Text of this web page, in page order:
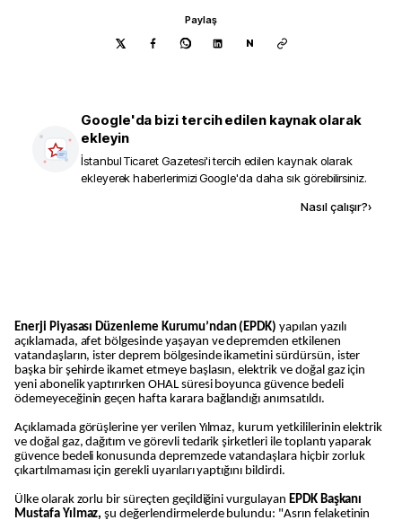
Paylaş
N
Google'da bizi tercih edilen kaynak olarak
ekleyin
İstanbul Ticaret Gazetesi'i tercih edilen kaynak olarak
ekleyerek haberlerimizi Google'da daha sık görebilirsiniz.
Nasıl çalışır?›
Enerji Piyasası Düzenleme Kurumu’ndan (EPDK)yapılan yazılı
açıklamada, afet bölgesinde yaşayan ve depremden etkilenen
vatandaşların, ister deprem bölgesinde ikametini sürdürsün, ister
başka bir şehirde ikamet etmeye başlasın, elektrik ve doğal gaz için
yeni abonelik yaptırırken OHAL süresi boyunca güvence bedeli
ödemeyeceğinin geçen hafta karara bağlandığı anımsatıldı.
Açıklamada görüşlerine yer verilen Yılmaz, kurum yetkililerinin elektrik
ve doğal gaz, dağıtım ve görevli tedarik şirketleri ile toplantı yaparak
güvence bedeli konusunda depremzede vatandaşlara hiçbir zorluk
çıkartılmaması için gerekli uyarıları yaptığını bildirdi.
Ülke olarak zorlu bir süreçten geçildiğini vurgulayan EPDK Başkanı
Mustafa Yılmaz,şu değerlendirmelerde bulundu: "Asrın felaketinin